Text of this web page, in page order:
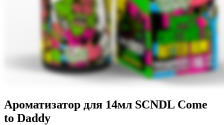
Ароматизатор для 14мл SCNDL Come
to Daddy